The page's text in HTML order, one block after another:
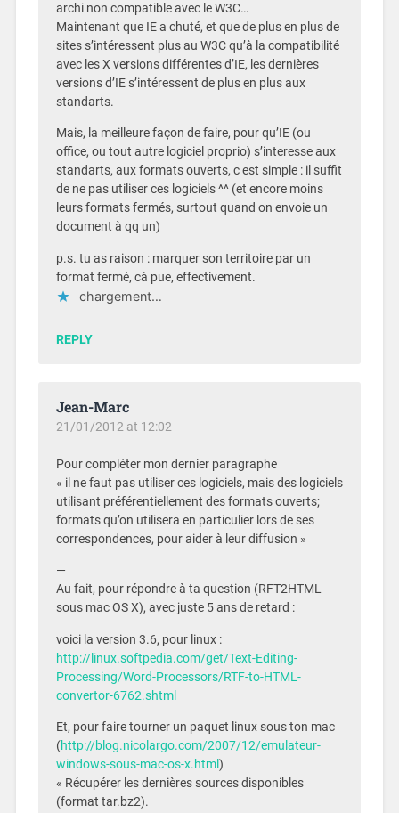
archi non compatible avec le W3C…
Maintenant que IE a chuté, et que de plus en plus de
sites s’intéressent plus au W3C qu’à la compatibilité
avec les X versions différentes d’IE, les dernières
versions d’IE s’intéressent de plus en plus aux
standarts.
Mais, la meilleure façon de faire, pour qu’IE (ou
office, ou tout autre logiciel proprio) s’interesse aux
standarts, aux formats ouverts, c est simple : il suffit
de ne pas utiliser ces logiciels ^^ (et encore moins
leurs formats fermés, surtout quand on envoie un
document à qq un)
p.s. tu as raison : marquer son territoire par un
format fermé, cà pue, effectivement.
chargement…
REPLY
Jean-Marc
21/01/2012 at 12:02
Pour compléter mon dernier paragraphe
« il ne faut pas utiliser ces logiciels, mais des logiciels
utilisant préférentiellement des formats ouverts;
formats qu’on utilisera en particulier lors de ses
correspondences, pour aider à leur diffusion »
—
Au fait, pour répondre à ta question (RFT2HTML
sous mac OS X), avec juste 5 ans de retard :
voici la version 3.6, pour linux :
http://linux.softpedia.com/get/Text-Editing-
Processing/Word-Processors/RTF-to-HTML-
convertor-6762.shtml
Et, pour faire tourner un paquet linux sous ton mac
(http://blog.nicolargo.com/2007/12/emulateur-
windows-sous-mac-os-x.html)
« Récupérer les dernières sources disponibles
(format tar.bz2).